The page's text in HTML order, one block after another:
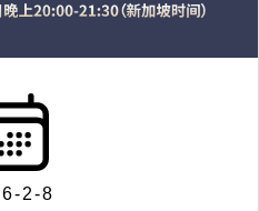
2-8